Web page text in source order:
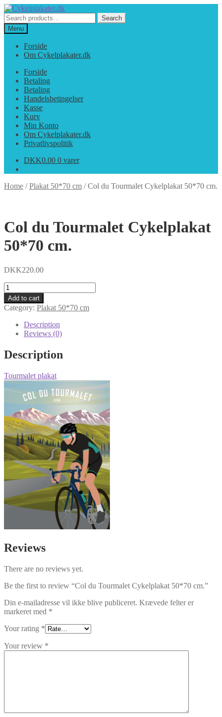
Spring
til
navigation
Spring
til
indhold
Search
for:
Search
Menu
Forside
Om Cykelplakater.dk
Forside
Betaling
Betaling
Handelsbetingelser
Kasse
Kurv
Min Konto
Om Cykelplakater.dk
Privatlivspolitik
DKK0.00 0 varer
Home /Plakat 50*70 cm /Col du Tourmalet Cykelplakat 50*70 cm.
Col du Tourmalet Cykelplakat
50*70 cm.
DKK220.00
Col
du
Tourmalet
Cykelplakat
50*70
quantity
Add to cart
Category: Plakat 50*70 cm
Description
Reviews (0)
Description
Tourmalet plakat
Reviews
There are no reviews yet.
Be the first to review “Col du Tourmalet Cykelplakat 50*70 cm.”
Din e-mailadresse vil ikke blive publiceret. Krævede felter er
markeret med *
Your rating *
Your review *